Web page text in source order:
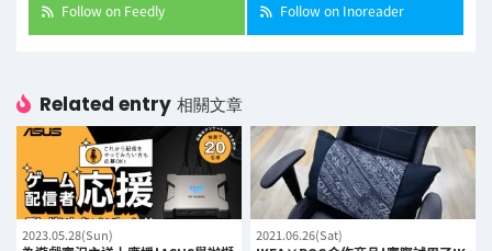
Follow on Feedly Follow on Inoreader
Related entry 相關文章
2023.05.28(Sun) 2021.06.26(Sat)